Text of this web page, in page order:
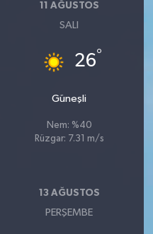
11 AĞUSTOS
SALI
26°
Güneşli
Nem: %40
Rüzgar: 7.31 m/s
13 AĞUSTOS
PERŞEMBE